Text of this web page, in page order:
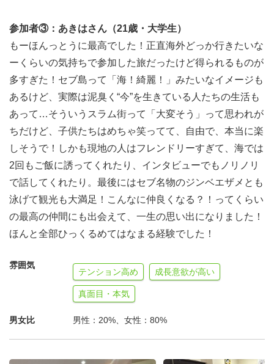
【3日目〜6日目：ワークショップ】
事前にチームごとに決めたテーマに沿って、街中に繰り出
してワークショップに取り組みましょう。
ップ最終日はその成果を発表してもらいます！
チームで団結して、自分自身やチームのためになる成果物
を作れるように積極的に活動しましょう。
【7日目：休暇日】
参加者③：あきはさん（21歳・大学生）
もーほんっとうに最高でした！正直海外どっか行きたいな
ーくらいの気持ちで参加した旅だったけど得られるものが
多すぎた！セブ島って「海！綺麗！」みたいなイメージも
あるけど、実際は泥臭く“今”を生きている人たちの生活も
あって…そういうスラム街って「大変そう」って思われが
ちだけど、子供たちはめちゃ笑ってて、自由で、本当に楽
しそうで！しかも現地の人はフレンドリーすぎて、海では
2回もご飯に誘ってくれたり、インタビューでもノリノリ
で話してくれたり。最後にはセブ名物のジンベエザメとも
泳げて観光も大満足！こんなに仲良くなる？！ってくらい
の最高の仲間にも出会えて、一生の思い出になりました！
ほんと全部ひっくるめてはなまる経験でした！
雰囲気
テンション高め 成長意欲が高い
真面目・本気
男女比 男性：20%、女性：80%